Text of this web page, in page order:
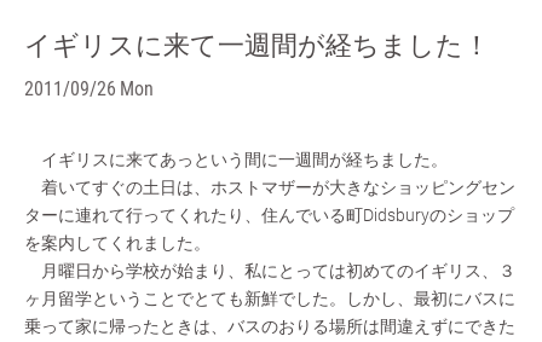
イギリスに来て一週間が経ちました！
2011/09/26 Mon
イギリスに来てあっという間に一週間が経ちました。
着いてすぐの土日は、ホストマザーが大きなショッピングセン
ターに連れて行ってくれたり、住んでいる町Didsburyのショップ
を案内してくれました。
月曜日から学校が始まり、私にとっては初めてのイギリス、３
ヶ月留学ということでとても新鮮でした。しかし、最初にバスに
乗って家に帰ったときは、バスのおりる場所は間違えずにできた